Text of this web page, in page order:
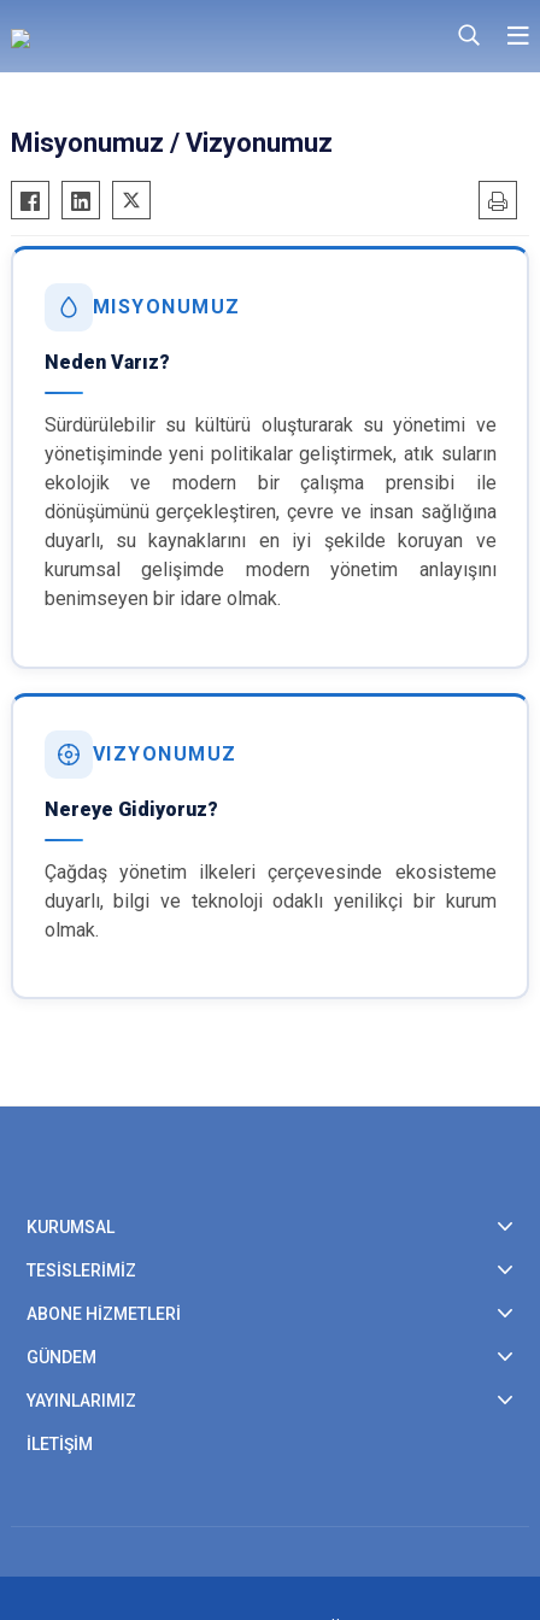
Misyonumuz / Vizyonumuz
MISYONUMUZ
Neden Varız?
Sürdürülebilir su kültürü oluşturarak su yönetimi ve
yönetişiminde yeni politikalar geliştirmek, atık suların
ekolojik ve modern bir çalışma prensibi ile
dönüşümünü gerçekleştiren, çevre ve insan sağlığına
duyarlı, su kaynaklarını en iyi şekilde koruyan ve
kurumsal gelişimde modern yönetim anlayışını
benimseyen bir idare olmak.
VIZYONUMUZ
Nereye Gidiyoruz?
Çağdaş yönetim ilkeleri çerçevesinde ekosisteme
duyarlı, bilgi ve teknoloji odaklı yenilikçi bir kurum
olmak.
KURUMSAL
TESİSLERİMİZ
ABONE HİZMETLERİ
GÜNDEM
YAYINLARIMIZ
İLETİŞİM